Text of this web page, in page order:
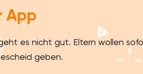
App
es nicht gut. Eltern wollen
geben.